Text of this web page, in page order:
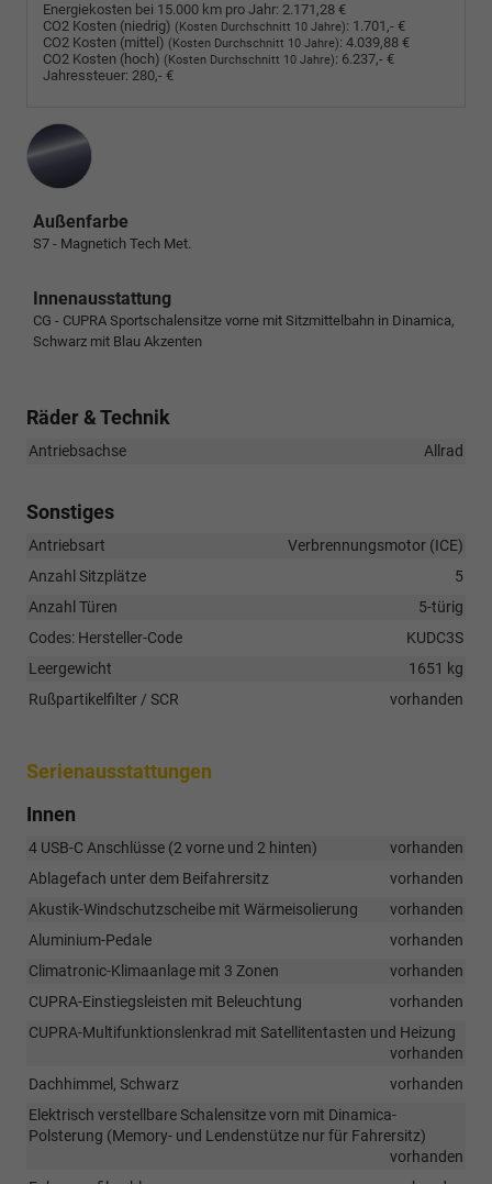
Energiekosten bei 15.000 km pro Jahr: 2.171,28 €
CO2 Kosten (niedrig) (Kosten Durchschnitt 10 Jahre): 1.701,- €
CO2 Kosten (mittel) (Kosten Durchschnitt 10 Jahre): 4.039,88 €
CO2 Kosten (hoch) (Kosten Durchschnitt 10 Jahre): 6.237,- €
Jahressteuer: 280,- €
Außenfarbe
S7 - Magnetich Tech Met.
Innenausstattung
CG - CUPRA Sportschalensitze vorne mit Sitzmittelbahn in Dinamica,
Schwarz mit Blau Akzenten
Räder & Technik
Antriebsachse Allrad
Sonstiges
Antriebsart
Verbrennungsmotor (ICE)
Anzahl Sitzplätze
5
Anzahl Türen
5-türig
Codes: Hersteller-Code
KUDC3S
Leergewicht
1651 kg
Rußpartikelfilter / SCR
vorhanden
Serienausstattungen
Innen
4 USB-C Anschlüsse (2 vorne und 2 hinten)
vorhanden
Ablagefach unter dem Beifahrersitz
vorhanden
Akustik-Windschutzscheibe mit Wärmeisolierung
vorhanden
Aluminium-Pedale
vorhanden
Climatronic-Klimaanlage mit 3 Zonen
vorhanden
CUPRA-Einstiegsleisten mit Beleuchtung
vorhanden
CUPRA-Multifunktionslenkrad mit Satellitentasten und Heizung
vorhanden
Dachhimmel, Schwarz
vorhanden
Elektrisch verstellbare Schalensitze vorn mit Dinamica-
Polsterung (Memory- und Lendenstütze nur für Fahrersitz)
vorhanden